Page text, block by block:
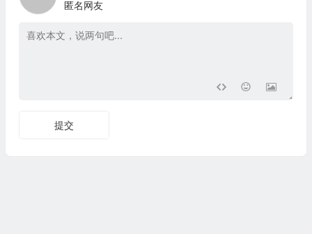
匿名网友
提交